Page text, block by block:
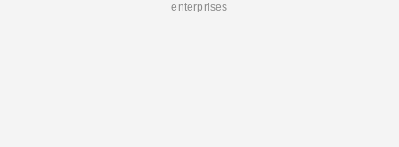
enterprises